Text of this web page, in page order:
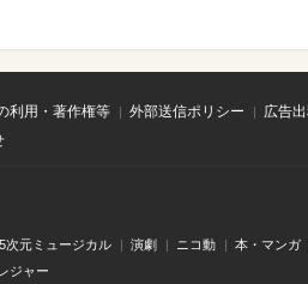
利用・著作権等 外部送信ポリシー
広告
次元ミュージカル 演劇 ニコ動 本・マンガ
ジャー